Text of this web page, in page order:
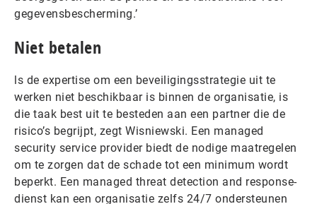
gegevensbescherming.’
Niet betalen
ls de expertise om een beveiligingsstrategie uit te
werken niet beschikbaar is binnen de organisatie, is
die taak best uit te besteden aan een partner die de
risico’s begrijpt, zegt Wisniewski. Een managed
security service provider biedt de nodige maatregelen
om te zorgen dat de schade tot een minimum wordt
beperkt. Een managed threat detection and response-
dienst kan een organisatie zelfs 24/7 ondersteunen